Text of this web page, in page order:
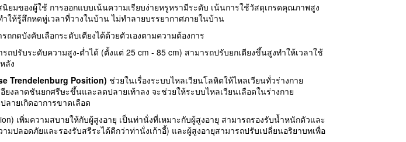
มของผู้ใช้ การออกแบบเน้นความเรียบง่ายหรูหรามีระดับ เน้นการใช้วัสดุเกรดคุณภาพสูง
ให้รู้สึกหดหู่เวลาที่วางในบ้าน ไม่ทำลายบรรยากาศภายในบ้าน
ดบังคับเลือกระดับเตียงได้ด้วยตัวเองตามความต้องการ
รถปรับระดับความสูง-ต่ำได้ (ตั้งแต่ 25 cm - 85 cm) สามารถปรับยกเตียงขึ้นสูงทำให้เวลาใช้
ลัง
Trendelenburg Position) ช่วยในเรื่องระบบไหลเวียนโลหิตให้ไหลเวียนทั่วร่างกาย
งลาดชันยกศรีษะขึ้นและลดปลายเท้าลง จะช่วยให้ระบบไหลเวียนเลือดในร่างกาย
ายเกิดอาการขาดเลือด
เพิ่มความสบายให้กับผู้สูงอายุ เป็นท่านั่งที่เหมาะกับผู้สูงอายุ สามารถรองรับน้ำหนักตัวและ
ปลอดภัยและรองรับสรีระได้ดีกว่าท่านั่งเก้าอี้) และผู้สูงอายุสามารถปรับเปลี่ยนอริยาบทเพื่อ